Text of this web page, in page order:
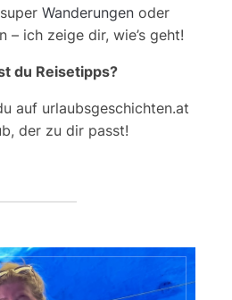
Wanderungenoder
– ich zeige dir, wie’s geht!
du Reisetipps?
auf urlaubsgeschichten.at
der zu dir passt!